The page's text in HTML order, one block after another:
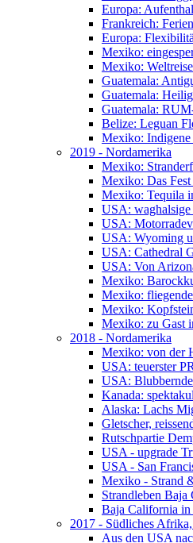
Europa:
Frankreich:
Europa:
Mexiko:
Mexiko:
Guatemala:
Guatemala:
Guatemala:
Belize: Leguan
Mexiko: Indigene
2019 - Nordamerika
Mexiko:
Mexiko: Das
Mexiko: Tequila
USA:
USA:
USA: Wyoming
USA: Cathedral
USA: Von
Mexiko:
Mexiko:
Mexiko:
Mexiko: zu Gast
2018 - Nordamerika
Mexiko: von der
USA: teuerster
USA:
Kanada:
Alaska: Lachs
Gletscher,
Rutschpartie
USA - upgrade
USA - San
Mexiko - Strand
Strandleben
Baja California
2017 - Südliches
Aus den USA